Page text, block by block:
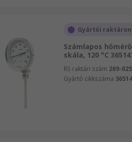
Gyártói raktáron
Számlapos hőmérő
skála, 120 °C
RS raktári szám 269-
Gyártó cikkszáma